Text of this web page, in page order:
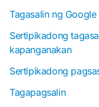
Tagasalin ng Google
Sertipikadong
kapanganakan
Sertipikadong
Tagapagsalin